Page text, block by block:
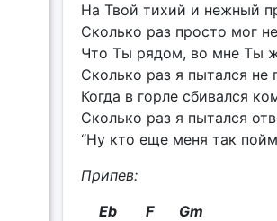
На Твой тихий и нежный
Сколько раз просто мог
Что Ты рядом, во мне Ты
Сколько раз я пытался не
Когда в горле сбивался
Сколько раз я пытался
“Ну кто еще меня так
Припев:
Eb F Gm